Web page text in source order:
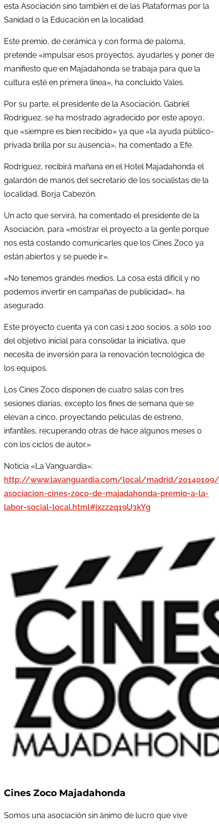
esta Asociación sino también el de las Plataformas por la
Sanidad o la Educación en la localidad.
Este premio, de cerámica y con forma de paloma,
pretende «impulsar esos proyectos, ayudarles y poner de
manifiesto que en Majadahonda se trabaja para que la
cultura esté en primera línea», ha concluido Vales.
Por su parte, el presidente de la Asociación, Gabriel
Rodríguez, se ha mostrado agradecido por este apoyo,
que «siempre es bien recibido» ya que «la ayuda público-
privada brilla por su ausencia», ha comentado a Efe.
Rodríguez, recibirá mañana en el Hotel Majadahonda el
galardón de manos del secretario de los socialistas de la
localidad, Borja Cabezón.
Un acto que servirá, ha comentado el presidente de la
Asociación, para «mostrar el proyecto a la gente porque
nos está costando comunicarles que los Cines Zoco ya
están abiertos y se puede ir».
«No tenemos grandes medios. La cosa está difícil y no
podemos invertir en campañas de publicidad», ha
asegurado.
Este proyecto cuenta ya con casi 1.200 socios, a sólo 100
del objetivo inicial para consolidar la iniciativa, que
necesita de inversión para la renovación tecnológica de
los equipos.
Los Cines Zoco disponen de cuatro salas con tres
sesiones diarias, excepto los fines de semana que se
elevan a cinco, proyectando películas de estreno,
infantiles, recuperando otras de hace algunos meses o
con los ciclos de autor.»
Noticia «La Vanguardia»:
http://www.lavanguardia.com/local/madrid/20140109/
asociacion-cines-zoco-de-majadahonda-premio-a-la-
labor-social-local.html#ixzz2q19U3kYg
Cines Zoco Majadahonda
Somos una asociación sin ánimo de lucro que vive